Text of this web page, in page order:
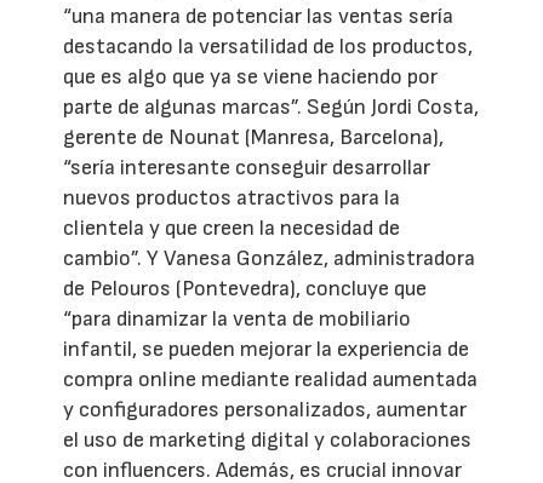
“una manera de potenciar las ventas sería
destacando la versatilidad de los productos,
que es algo que ya se viene haciendo por
parte de algunas marcas”. Según Jordi Costa,
gerente de Nounat (Manresa, Barcelona),
“sería interesante conseguir desarrollar
nuevos productos atractivos para la
clientela y que creen la necesidad de
cambio”. Y Vanesa González, administradora
de Pelouros (Pontevedra), concluye que
“para dinamizar la venta de mobiliario
infantil, se pueden mejorar la experiencia de
compra online mediante realidad aumentada
y configuradores personalizados, aumentar
el uso de marketing digital y colaboraciones
con influencers. Además, es crucial innovar